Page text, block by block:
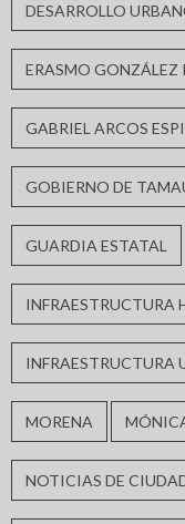
DESARROLLO
ERASMO GONZÁLEZ
GABRIEL ARCOS
GOBIERNO DE
GUARDIA ESTATAL
INFRAESTRUCTURA
INFRAESTRUCTURA
MORENA
NOTICIAS DE